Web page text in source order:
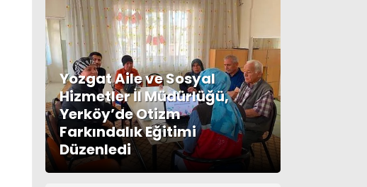
Yozgat Aile ve Sosyal
Hizmetler İl Müdürlüğü,
Yerköy’de Otizm
Farkındalık Eğitimi
Düzenledi